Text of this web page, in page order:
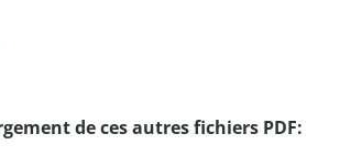
de ces autres fichiers PDF: